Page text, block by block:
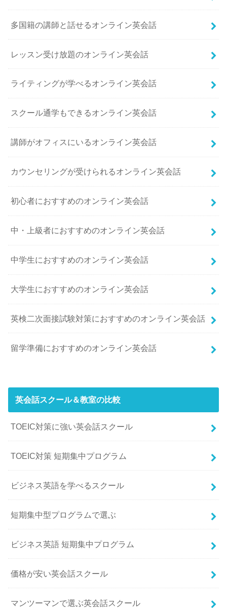
多国籍の講師と話せるオンライン英会話
レッスン受け放題のオンライン英会話
ライティングが学べるオンライン英会話
スクール通学もできるオンライン英会話
講師がオフィスにいるオンライン英会話
カウンセリングが受けられるオンライン英会話
初心者におすすめのオンライン英会話
中・上級者におすすめのオンライン英会話
中学生におすすめのオンライン英会話
大学生におすすめのオンライン英会話
英検二次面接試験対策におすすめのオンライン英会話
留学準備におすすめのオンライン英会話
英会話スクール＆教室の比較
TOEIC対策に強い英会話スクール
TOEIC対策 短期集中プログラム
ビジネス英語を学べるスクール
短期集中型プログラムで選ぶ
ビジネス英語 短期集中プログラム
価格が安い英会話スクール
マンツーマンで選ぶ英会話スクール